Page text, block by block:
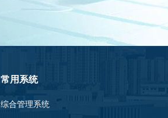
常用系统
综合管理系统